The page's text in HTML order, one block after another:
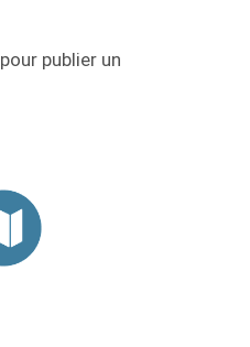
pour publier un